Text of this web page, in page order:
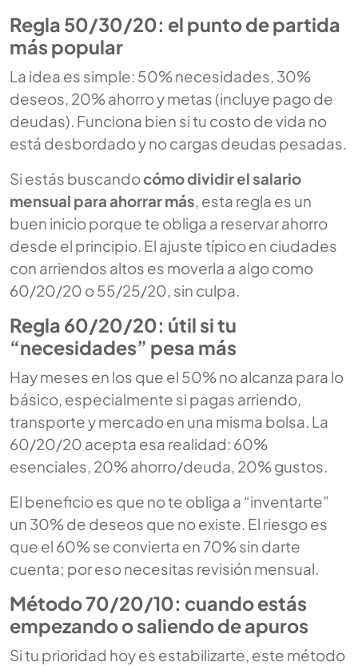
Regla 50/30/20: el punto de partida
más popular
La idea es simple: 50% necesidades, 30%
deseos, 20% ahorro y metas (incluye pago de
deudas). Funciona bien si tu costo de vida no
está desbordado y no cargas deudas pesadas.
Si estás buscandocómo dividir el salario
mensual para ahorrar más , esta regla es un
buen inicio porque te obliga a reservar ahorro
desde el principio. El ajuste típico en ciudades
con arriendos altos es moverla a algo como
60/20/20 o 55/25/20, sin culpa.
Regla 60/20/20: útil si tu
“necesidades” pesa más
Hay meses en los que el 50% no alcanza para lo
básico, especialmente si pagas arriendo,
transporte y mercado en una misma bolsa. La
60/20/20 acepta esa realidad: 60%
esenciales, 20% ahorro/deuda, 20% gustos.
El beneficio es que no te obliga a “inventarte”
un 30% de deseos que no existe. El riesgo es
que el 60% se convierta en 70% sin darte
cuenta; por eso necesitas revisión mensual.
Método 70/20/10: cuando estás
empezando o saliendo de apuros
Si tu prioridad hoy es estabilizarte, este método